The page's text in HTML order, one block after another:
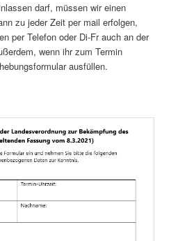
darf, müssen wir einen
zu jeder Zeit per mail erfolgen,
per Telefon oder Di-Fr auch an der
wenn ihr zum Termin
ausfüllen.